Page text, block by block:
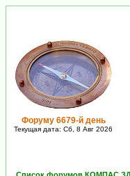
Форуму 6679-й день
Текущая дата: Сб, 8 Авг 2026